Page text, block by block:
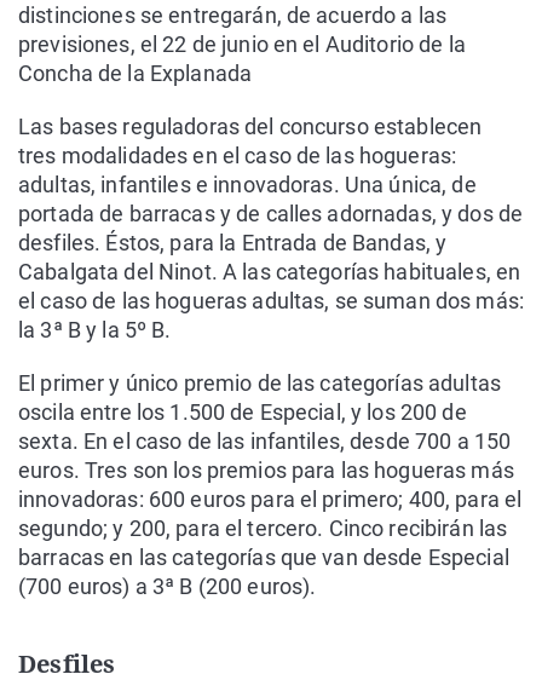
distinciones se entregarán, de acuerdo a las
previsiones, el 22 de junio en el Auditorio de la
Concha de la Explanada
Las bases reguladoras del concurso establecen
tres modalidades en el caso de las hogueras:
adultas, infantiles e innovadoras. Una única, de
portada de barracas y de calles adornadas, y dos de
desfiles. Éstos, para la Entrada de Bandas, y
Cabalgata del Ninot. A las categorías habituales, en
el caso de las hogueras adultas, se suman dos más:
la 3ª B y la 5º B.
El primer y único premio de las categorías adultas
oscila entre los 1.500 de Especial, y los 200 de
sexta. En el caso de las infantiles, desde 700 a 150
euros. Tres son los premios para las hogueras más
innovadoras: 600 euros para el primero; 400, para el
segundo; y 200, para el tercero. Cinco recibirán las
barracas en las categorías que van desde Especial
(700 euros) a 3ª B (200 euros).
Desfiles